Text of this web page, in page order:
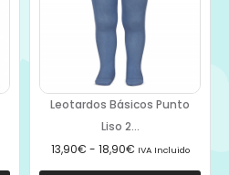
Leotardos Básicos Punto
Liso 2...
13,90€ - 18,90€ IVA Incluido